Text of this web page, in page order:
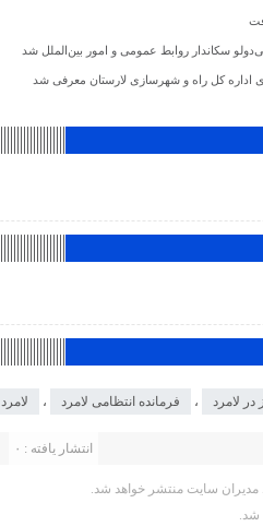
سکاندار روابط عمومی و امور بین‌الملل شد
کل راه و شهرسازی لارستان معرفی شد
، فرمانده انتظامی لامرد ، لامرد
انتشار یافته : ۰
سایت منتشر خواهد شد.
شد.